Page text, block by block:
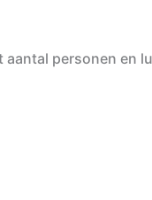
personen en